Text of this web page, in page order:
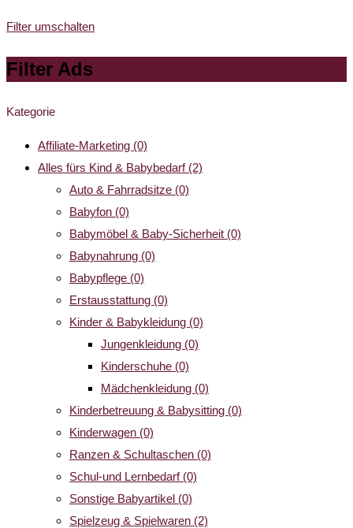
Filter umschalten
Filter Ads
Kategorie
Affiliate-Marketing (0)
Alles fürs Kind & Babybedarf (2)
Auto & Fahrradsitze (0)
Babyfon (0)
Babymöbel & Baby-Sicherheit (0)
Babynahrung (0)
Babypflege (0)
Erstausstattung (0)
Kinder & Babykleidung (0)
Jungenkleidung (0)
Kinderschuhe (0)
Mädchenkleidung (0)
Kinderbetreuung & Babysitting (0)
Kinderwagen (0)
Ranzen & Schultaschen (0)
Schul-und Lernbedarf (0)
Sonstige Babyartikel (0)
Spielzeug & Spielwaren (2)